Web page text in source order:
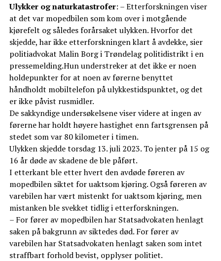
Ulykker og naturkatastrofer: – Etterforskningen viser
at det var mopedbilen som kom over i motgående
kjørefelt og således forårsaket ulykken. Hvorfor det
skjedde, har ikke etterforskningen klart å avdekke, sier
politiadvokat Malin Borg i Trøndelag politidistrikt i en
pressemelding.Hun understreker at det ikke er noen
holdepunkter for at noen av førerne benyttet
håndholdt mobiltelefon på ulykkestidspunktet, og det
er ikke påvist rusmidler.
De sakkyndige undersøkelsene viser videre at ingen av
førerne har holdt høyere hastighet enn fartsgrensen på
stedet som var 80 kilometer i timen.
Ulykken skjedde torsdag 13. juli 2023. To jenter på 15 og
16 år døde av skadene de ble påført.
I etterkant ble etter hvert den avdøde føreren av
mopedbilen siktet for uaktsom kjøring. Også føreren av
varebilen har vært mistenkt for uaktsom kjøring, men
mistanken ble svekket tidlig i etterforskningen.
– For fører av mopedbilen har Statsadvokaten henlagt
saken på bakgrunn av siktedes død. For fører av
varebilen har Statsadvokaten henlagt saken som intet
straffbart forhold bevist, opplyser politiet.